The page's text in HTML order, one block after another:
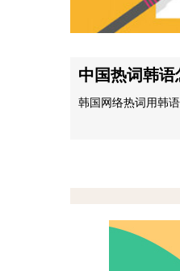
中国热词韩语
韩国网络热词用韩